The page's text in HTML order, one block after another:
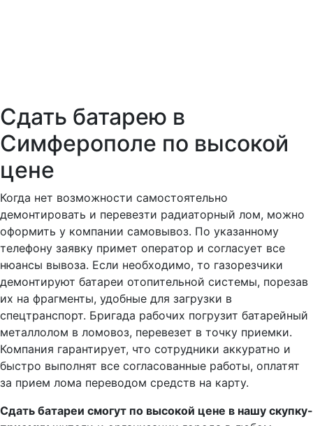
Сдать батарею в
Симферополе по высокой
цене
Когда нет возможности самостоятельно
демонтировать и перевезти радиаторный лом, можно
оформить у компании самовывоз. По указанному
телефону заявку примет оператор и согласует все
нюансы вывоза. Если необходимо, то газорезчики
демонтируют батареи отопительной системы, порезав
их на фрагменты, удобные для загрузки в
спецтранспорт. Бригада рабочих погрузит батарейный
металлолом в ломовоз, перевезет в точку приемки.
Компания гарантирует, что сотрудники аккуратно и
быстро выполнят все согласованные работы, оплатят
за прием лома переводом средств на карту.
Сдать батареи смогут по высокой цене в нашу скупку-